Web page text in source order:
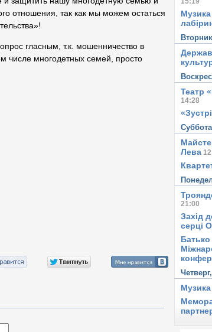
отношения, так как мы можем остаться
гласным, т.к. мошенничество в
числе многодетных семей, просто
Театр
14:28
Лева
21:00
Захід
серці
Четверг,